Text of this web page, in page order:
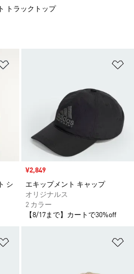
シ
セール価格
¥2,849
エキップメント キャップ
オリジナルス
2 カラー
【8/17まで】カートで30%off
トラックトップ